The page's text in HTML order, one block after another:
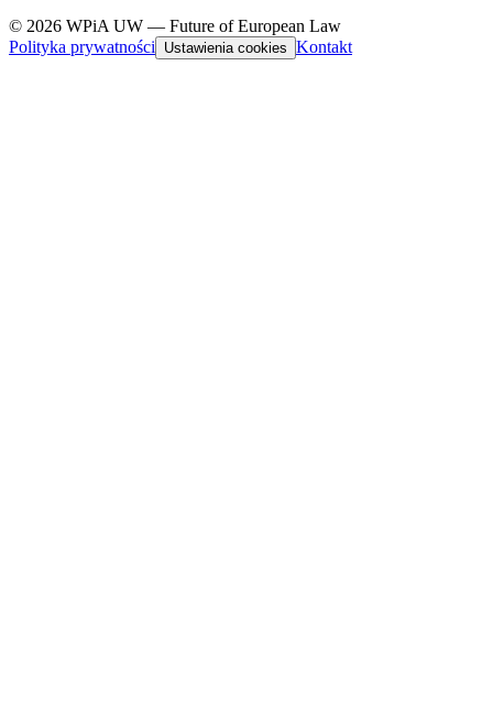
© 2026 WPiA UW — Future of European Law
Polityka prywatności
Ustawienia cookies Kontakt